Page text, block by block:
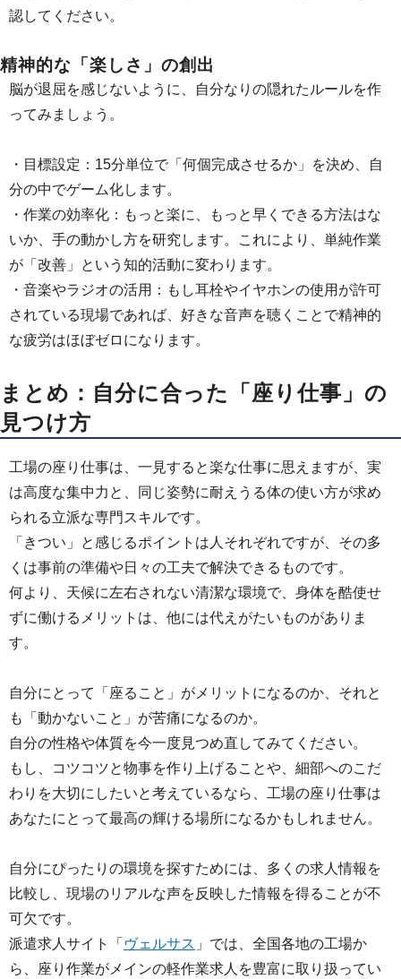
認してください。
精神的な「楽しさ」の創出
脳が退屈を感じないように、自分なりの隠れたルールを作
ってみましょう。
・目標設定：15分単位で「何個完成させるか」を決め、自
分の中でゲーム化します。
・作業の効率化：もっと楽に、もっと早くできる方法はな
いか、手の動かし方を研究します。これにより、単純作業
が「改善」という知的活動に変わります。
・音楽やラジオの活用：もし耳栓やイヤホンの使用が許可
されている現場であれば、好きな音声を聴くことで精神的
な疲労はほぼゼロになります。
まとめ：自分に合った「座り仕事」の
見つけ方
工場の座り仕事は、一見すると楽な仕事に思えますが、実
は高度な集中力と、同じ姿勢に耐えうる体の使い方が求め
られる立派な専門スキルです。
「きつい」と感じるポイントは人それぞれですが、その多
くは事前の準備や日々の工夫で解決できるものです。
何より、天候に左右されない清潔な環境で、身体を酷使せ
ずに働けるメリットは、他には代えがたいものがありま
す。
自分にとって「座ること」がメリットになるのか、それと
も「動かないこと」が苦痛になるのか。
自分の性格や体質を今一度見つめ直してみてください。
もし、コツコツと物事を作り上げることや、細部へのこだ
わりを大切にしたいと考えているなら、工場の座り仕事は
あなたにとって最高の輝ける場所になるかもしれません。
自分にぴったりの環境を探すためには、多くの求人情報を
比較し、現場のリアルな声を反映した情報を得ることが不
可欠です。
派遣求人サイト「 ヴェルサス 」では、全国各地の工場か
ら、座り作業がメインの軽作業求人を豊富に取り扱ってい